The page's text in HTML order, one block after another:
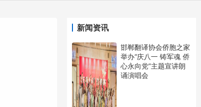
新闻资讯
邯郸翻译协会侨胞之家
举办“庆八一 铸军魂 侨
心永向党”主题宣讲朗
诵演唱会